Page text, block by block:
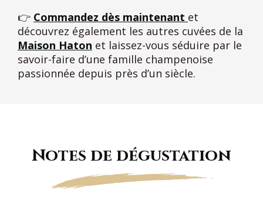
👉 Commandez dès maintenant et
découvrez également les autres cuvées de la
Maison Haton et laissez-vous séduire par le
savoir-faire d’une famille champenoise
passionnée depuis près d’un siècle.
Notes de dégustation